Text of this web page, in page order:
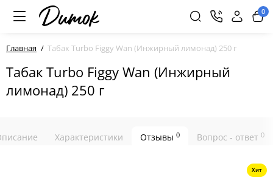
0
Главная Табак Turbo Figgy Wan (Инжирный лимонад) 250 г
Табак Turbo Figgy Wan (Инжирный
лимонад) 250 г
Характеристики Отзывы 0 Вопрос - ответ 0
Хит